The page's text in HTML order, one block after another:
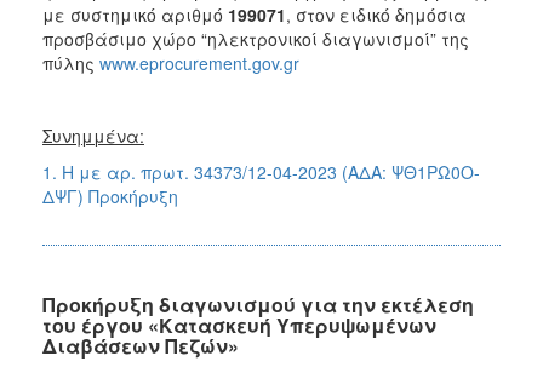
με συστημικό αριθμό 199071, στον ειδικό δημόσια
προσβάσιμο χώρο “ηλεκτρονικοί διαγωνισμοί” της
πύλης www.eprocurement.gov.gr
Συνημμένα:
1. Η με αρ. πρωτ. 34373/12-04-2023 (ΑΔΑ: ΨΘ1ΡΩ0Ο-
ΔΨΓ) Προκήρυξη
Προκήρυξη διαγωνισμού για την εκτέλεση
του έργου «Κατασκευή Υπερυψωμένων
Διαβάσεων Πεζών»